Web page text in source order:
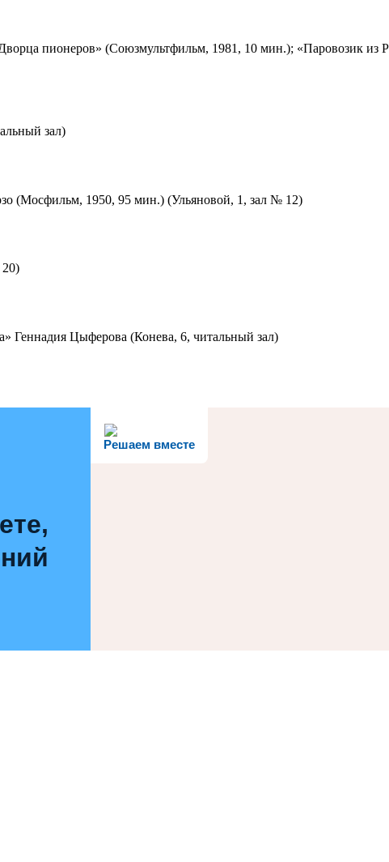
пионеров» (Союзмультфильм, 1981, 10 мин.); «Паровозик из
зал)
(Мосфильм, 1950, 95 мин.) (Ульяновой, 1, зал № 12)
Геннадия Цыферова (Конева, 6, читальный зал)
Решаем вместе